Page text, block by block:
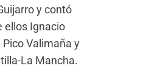
y contó
ellos Ignacio
Valimaña y
La Mancha.